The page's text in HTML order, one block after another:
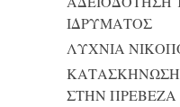
ΙΔΡΥΜΑΤΟΣ
ΛΥΧΝΙΑ
ΚΑΤΑΣΚΗΝΩΣΗ
ΣΤΗΝ ΠΡΕΒΕΖΑ